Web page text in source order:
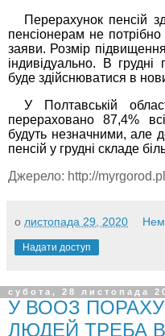
Перерахунок пенсій
пенсіонерам не
заяви. Розмір
індивідуально. В грудні
буде здійснюватися в
У Полтавській
перераховано 87,4%
будуть незначними, але
пенсій у грудні складе
Джерело: http://
о листопада 29, 2020
Надати доступ
субота, 28 листопада
У ВООЗ
ЛЮДЕЙ ТРЕБА